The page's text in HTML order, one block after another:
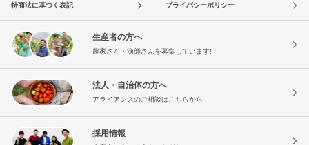
特商法に基づく表記 プライバシーポリシー
生産者の方へ
農家さん・漁師さんを募集しています!
法人・自治体の方へ
アライアンスのご相談はこちらから
採用情報